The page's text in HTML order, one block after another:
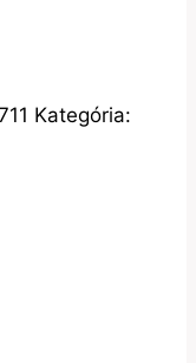
Kategória: